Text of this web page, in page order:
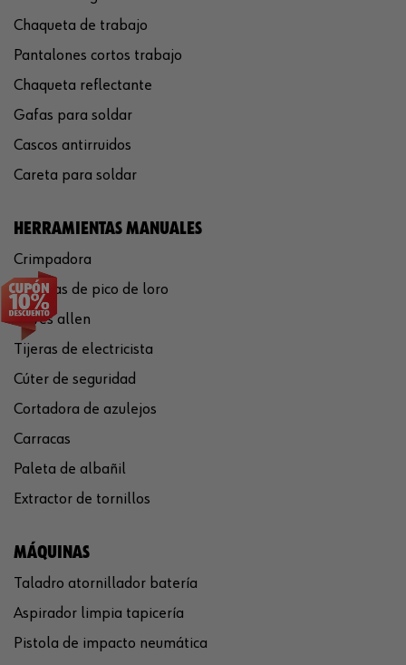
Chaqueta de trabajo
Pantalones cortos trabajo
Chaqueta reflectante
Gafas para soldar
Cascos antirruidos
Careta para soldar
HERRAMIENTAS MANUALES
Crimpadora
Tenazas de pico de loro
Llaves allen
Tijeras de electricista
Cúter de seguridad
Cortadora de azulejos
Carracas
Paleta de albañil
Extractor de tornillos
MÁQUINAS
Taladro atornillador batería
Aspirador limpia tapicería
Pistola de impacto neumática